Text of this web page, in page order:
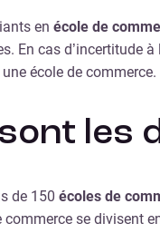
en école de
En cas d’incertitude
école de commerce.
les
de 150 écoles de
commerce se divisent